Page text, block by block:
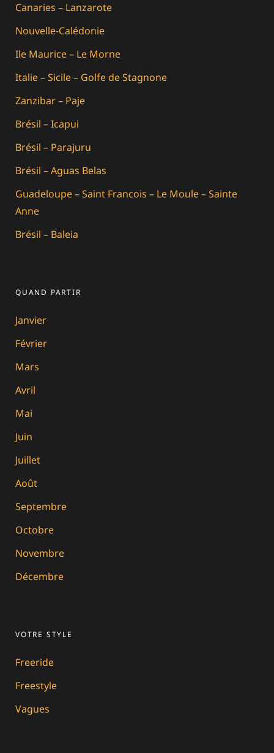
Canaries – Lanzarote
Nouvelle-Calédonie
Ile Maurice – Le Morne
Italie – Sicile – Golfe de Stagnone
Zanzibar – Paje
Brésil – Icapui
Brésil – Parajuru
Brésil – Aguas Belas
Guadeloupe – Saint Francois – Le Moule – Sainte
Anne
Brésil – Baleia
QUAND PARTIR
Janvier
Février
Mars
Avril
Mai
Juin
Juillet
Août
Septembre
Octobre
Novembre
Décembre
VOTRE STYLE
Freeride
Freestyle
Vagues